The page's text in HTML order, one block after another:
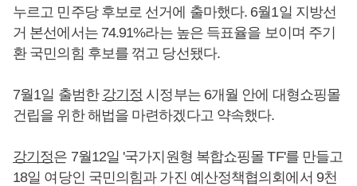
누르고 민주당 후보로 선거에 출마했다. 6월1일 지방선
거 본선에서는 74.91%라는 높은 득표율을 보이며 주기
환 국민의힘 후보를 꺾고 당선됐다.
7월1일 출범한 강기정 시정부는 6개월 안에 대형쇼핑몰
건립을 위한 해법을 마련하겠다고 약속했다.
강기정은 7월12일 '국가지원형 복합쇼핑몰 TF'를 만들고
18일 여당인 국민의힘과 가진 예산정책협의회에서 9천